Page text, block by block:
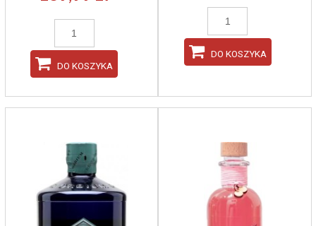
DO KOSZYKA
DO KOSZYKA